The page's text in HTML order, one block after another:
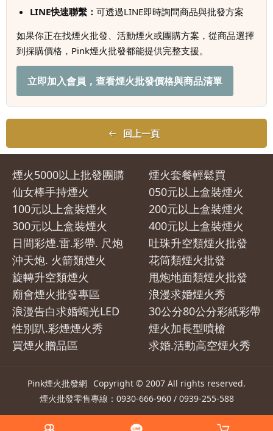
LINE快速聯繫： 可透過LINE即時詢問商品與批發方案
如果你正在找煙火批發、活動煙火或團購方案，從商品選擇
到採購價格，Pink煙火批發都能提供完整支援。
立即加入會員，查看煙火批發價格與商品清單
回上一頁
煙火5000以上批發團購
煙火套餐輕鬆買
仙女棒手持煙火
050元以上盒裝煙火
100元以上盒裝煙火
200元以上盒裝煙火
300元以上盒裝煙火
400元以上盒裝煙火
日間彩煙.雷.彩帶. 尺炮
吐珠升空類煙火批發
沖天炮. 火箭類煙火
花筒類煙火批發
旋轉升空類煙火
甩炮地面類煙火批發
廟會煙火批發專區
浪漫求婚煙火秀
浪漫告白求婚蠋光LED
30公分80公分彩紙彩帶
性別趴.彩煙煙火秀
煙火加長型噴槍
買煙火贈品區
求婚.活動高空煙火秀
Pink煙火批發網 Copyright © 2007 All rights reserved.
煙火批發零售專線：0930-666-960 / 0939-255-588